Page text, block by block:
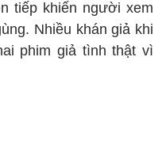
tiếp khiến người xem
Nhiều khán giả khi
phim giả tình thật vì